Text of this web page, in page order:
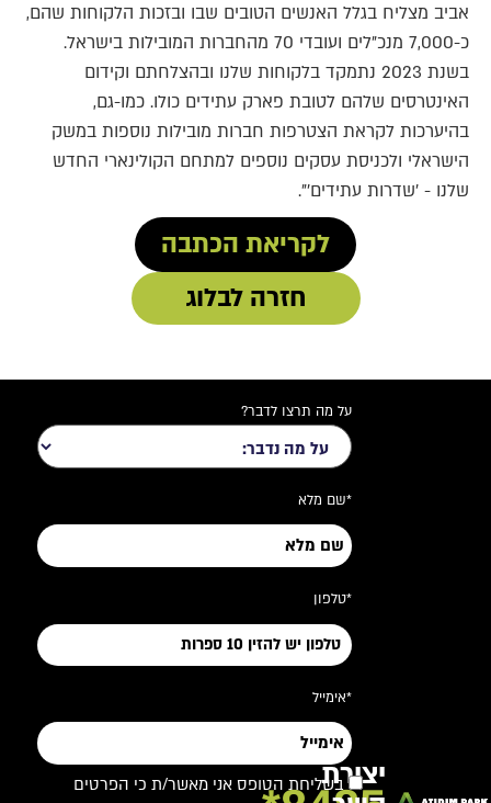
אביב מצליח בגלל האנשים הטובים שבו ובזכות הלקוחות שהם,
כ-7,000 מנכ"לים ועובדי 70 מהחברות המובילות בישראל.
בשנת 2023 נתמקד בלקוחות שלנו ובהצלחתם וקידום
האינטרסים שלהם לטובת פארק עתידים כולו. כמו-גם,
בהיערכות לקראת הצטרפות חברות מובילות נוספות במשק
הישראלי ולכניסת עסקים נוספים למתחם הקולינארי החדש
שלנו - 'שדרות עתידים'".
חזרה לבלוג
לקריאת הכתבה
יצירת
על מה תרצו לדבר?
*שם מלא
*טלפון
*אימייל
בשליחת הטופס אני מאשר/ת כי הפרטים